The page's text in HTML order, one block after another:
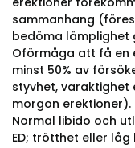
sammanhang
bedöma lämplighet
Oförmåga att få en
minst 50% av
styvhet,
morgon
Normal libido och
ED; trötthet eller